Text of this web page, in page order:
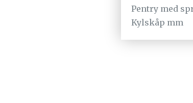
Pentry med
Kylskåp mm